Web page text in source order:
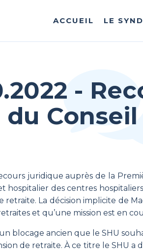
ACCUEIL LE
-
du
juridique auprès de la
hospitalier des centres
retraite. La décision implicite de
et qu’une mission est en
blocage ancien que le SHU
de retraite. À ce titre le SHU